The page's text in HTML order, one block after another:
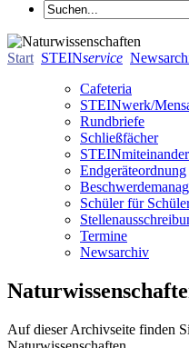
Start STEINservice
Cafeteria
STEINwerk/
Rundbriefe
Schließfächer
STEINmiteinander
Endgeräteordnung
Schüler für
Termine
Newsarchiv
Auf dieserArchivseite finden